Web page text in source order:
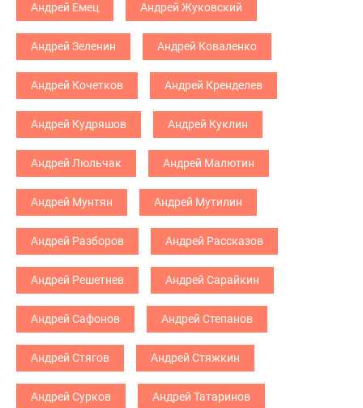
Андрей Емец Андрей Жуковский
Андрей Зеленин Андрей Коваленко
Андрей Кочетков Андрей Кренделев
Андрей Кудряшов Андрей Куклин
Андрей Люльчак Андрей Малютин
Андрей Мунтян Андрей Мутилин
Андрей Разборов Андрей Рассказов
Андрей Решетнев Андрей Сарайкин
Андрей Сафонов Андрей Степанов
Андрей Стягов Андрей Стяжкин
Андрей Сурков Андрей Татаринов